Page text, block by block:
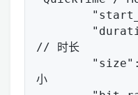
// 时长
小